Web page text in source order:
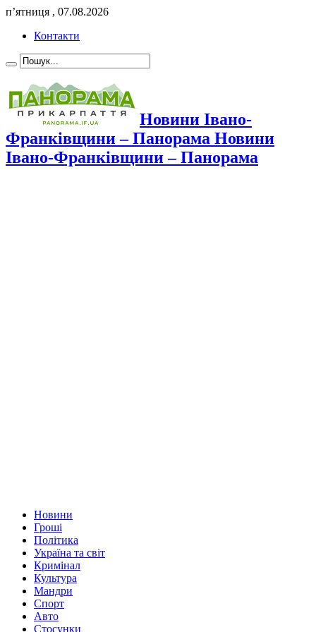
п’ятниця , 07.08.2026
Контакти
Новини Івано-
Франківщини – Панорама Новини
Івано-Франківщини – Панорама
Новини
Гроші
Політика
Україна та світ
Кримінал
Культура
Мандри
Спорт
Авто
Стосунки